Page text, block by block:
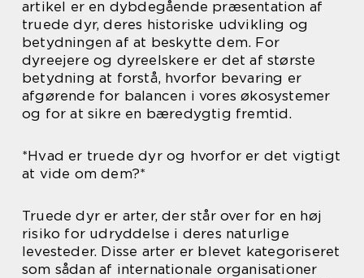
artikel er en dybdegående præsentation af
truede dyr, deres historiske udvikling og
betydningen af at beskytte dem. For
dyreejere og dyreelskere er det af største
betydning at forstå, hvorfor bevaring er
afgørende for balancen i vores økosystemer
og for at sikre en bæredygtig fremtid.
*Hvad er truede dyr og hvorfor er det vigtigt
at vide om dem?*
Truede dyr er arter, der står over for en høj
risiko for udryddelse i deres naturlige
levesteder. Disse arter er blevet kategoriseret
som sådan af internationale organisationer